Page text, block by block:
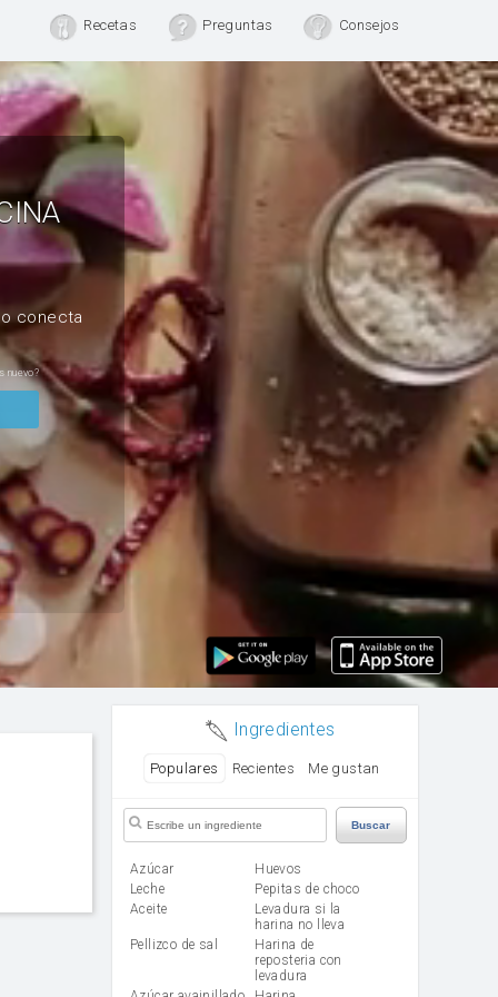
Recetas Preguntas Consejos
conecta
nuevo?
Ingredientes
Populares Recientes Me gustan
Buscar
Azúcar
huevos
leche
Pepitas de choco
aceite
Levadura si la
harina no lleva
Pellizco de sal
Harina de
reposteria con
levadura